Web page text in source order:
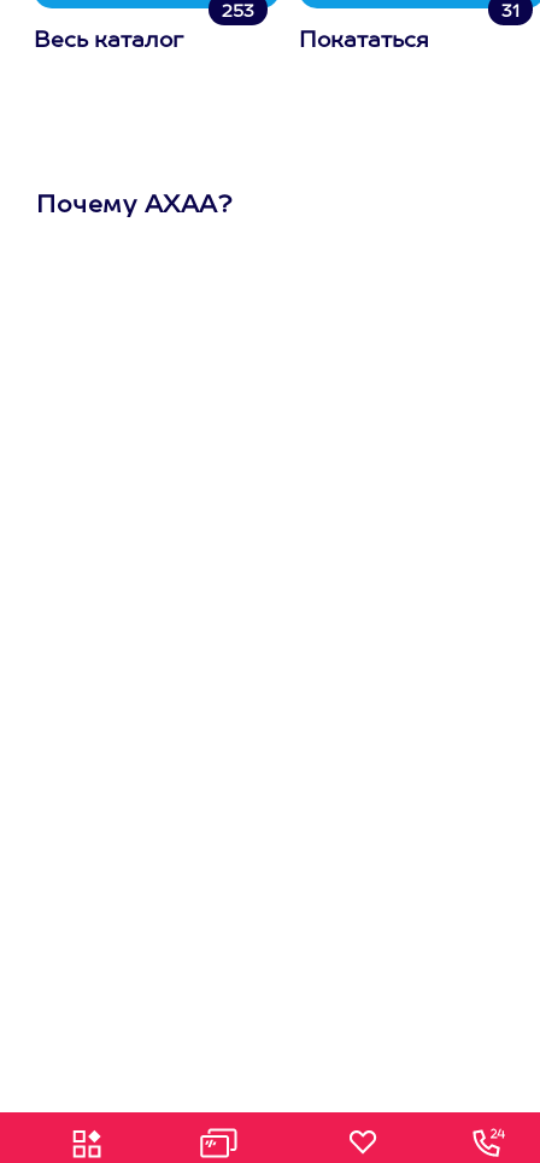
253
Весь каталог
31
Покататься
Почему АХАА?